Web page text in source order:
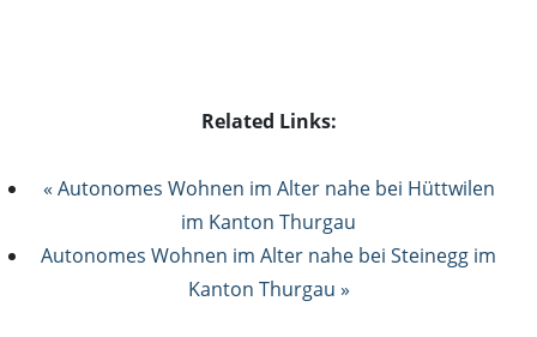
Related Links:
« Autonomes Wohnen im Alter nahe bei Hüttwilen
im Kanton Thurgau
Autonomes Wohnen im Alter nahe bei Steinegg im
Kanton Thurgau »